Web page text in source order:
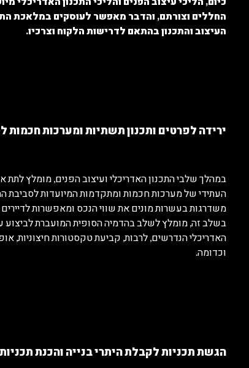
החללים וצורתם, והדבר מאפשר לעוסקים במלאכת
העיצוב והתכנון בהתאם לדרישות הלקוח וצרכיו.
ירידה לפרטים ותכנון תשתיות ומערכות חכמות
במהלך שלבי התכנון האדריכלי ועיצוב הפנים, מומלץ לתת
העתידי של מערכות חכמות ומתקדמות המיועדות לסביבת
משדרגות בעשרות מונים את שווי הנכס ומאפשרות
בשלב זה, מומלץ לשלב בהדמיה הסופית המועברת לביצוע
האדריכלי הנדרשים, לרבות, קביעת טקסטורות חיצוניות,
וכדומה.
הגשת תכניות לקבלת היתרי בנייה והכנת